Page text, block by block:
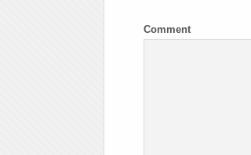
Comment